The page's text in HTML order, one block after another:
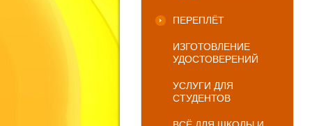
ПЕРЕПЛЁТ
ИЗГОТОВЛЕНИЕ
УДОСТОВЕРЕНИЙ
УСЛУГИ ДЛЯ
СТУДЕНТОВ